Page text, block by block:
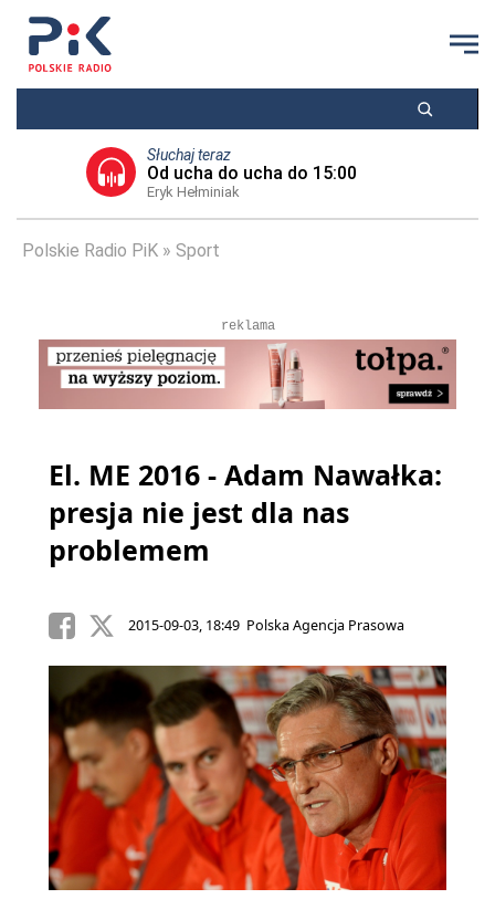
Słuchaj teraz
Od ucha do ucha do 15:00
Eryk Hełminiak
Polskie Radio PiK Sport
reklama
El. ME 2016 - Adam Nawałka:
presja nie jest dla nas
problemem
2015-09-03, 18:49 Polska Agencja Prasowa